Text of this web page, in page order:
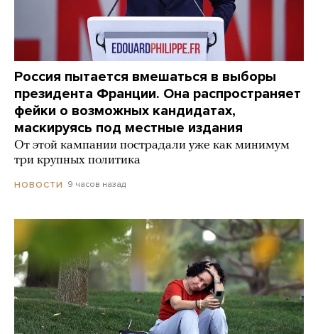
Россия пытается вмешаться в выборы
президента Франции. Она распространяет
фейки о возможных кандидатах,
маскируясь под местные издания
От этой кампании пострадали уже как минимум
три крупных политика
НОВОСТИ 9 часов назад